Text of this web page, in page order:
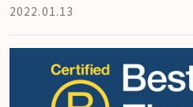
2022.01.13